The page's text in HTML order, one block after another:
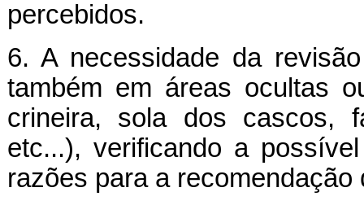
percebidos.
6. A necessidade da
também em áreas ocultas
crineira, sola dos cascos,
etc...), verificando a
razões para a